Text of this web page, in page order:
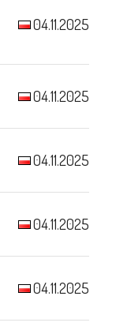
04.11.2025
04.11.2025
04.11.2025
04.11.2025
04.11.2025